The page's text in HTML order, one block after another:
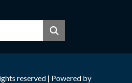
reserved | Powered by